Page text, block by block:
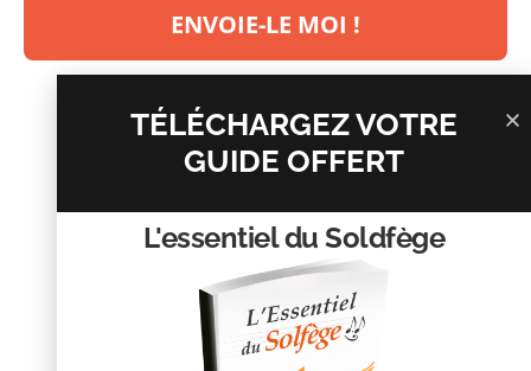
ENVOIE-LE MOI !
TÉLÉCHARGEZ VOTRE
GUIDE OFFERT
L'essentiel du Soldfège